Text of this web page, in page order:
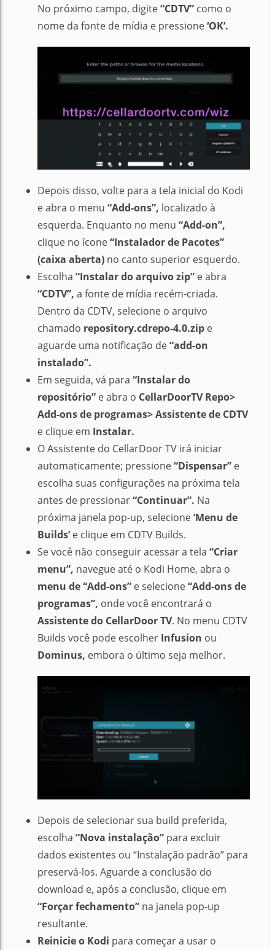
No próximo campo, digite“CDTV” como o
nome da fonte de mídia e pressione‘OK’.
Depois disso, volte para a tela inicial do Kodi
e abra o menu “Add-ons”, localizado à
esquerda. Enquanto no menu “Add-on”,
clique no ícone“Instalador de Pacotes”
(caixa aberta) no canto superior esquerdo.
Escolha “Instalar do arquivo zip” e abra
“CDTV”, a fonte de mídia recém-criada.
Dentro da CDTV, selecione o arquivo
chamado repository.cdrepo-4.0.zip e
aguarde uma notificação de“add-on
instalado”.
Em seguida, vá para “Instalar do
repositório” e abra o CellarDoorTV Repo>
Add-ons de programas> Assistente de CDTV
e clique em Instalar.
O Assistente do CellarDoor TV irá iniciar
automaticamente; pressione“Dispensar” e
escolha suas configurações na próxima tela
antes de pressionar“Continuar”. Na
próxima janela pop-up, selecione‘Menu de
Builds’e clique em CDTV Builds.
Se você não conseguir acessar a tela “Criar
menu”, navegue até o Kodi Home, abra o
menu de “Add-ons” e selecione“Add-ons de
programas”, onde você encontrará o
Assistente do CellarDoor TV. No menu CDTV
Builds você pode escolher Infusion ou
Dominus, embora o último seja melhor.
Depois de selecionar sua build preferida,
escolha “Nova instalação” para excluir
dados existentes ou “Instalação padrão” para
preservá-los. Aguarde a conclusão do
download e, após a conclusão, clique em
“Forçar fechamento” na janela pop-up
resultante.
Reinicie o Kodi para começar a usar o